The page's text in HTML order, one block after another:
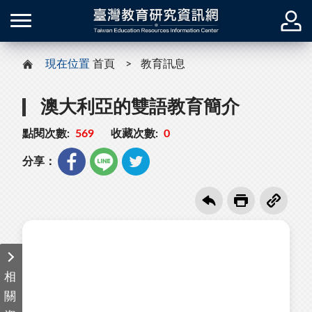
現在位置 首頁 教育訊息
澳大利亞的雙語教育簡介
點閱次數: 569 收藏次數: 0
分享：
相
關